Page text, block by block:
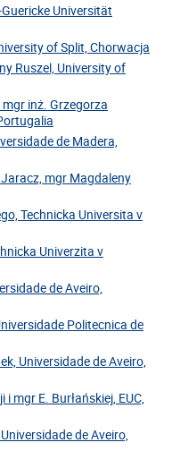
Universität
of Split, Chorwacja
Ruszel, University of
inż. Grzegorza
de Madera,
mgr Magdaleny
Technicka Universita v
Univerzita v
de Aveiro,
Politecnica de
Universidade de Aveiro,
mgr E. Burłańskiej, EUC,
de Aveiro,